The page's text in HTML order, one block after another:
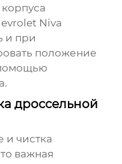
Niva
и при
положение
дроссельной
и чистка
важная